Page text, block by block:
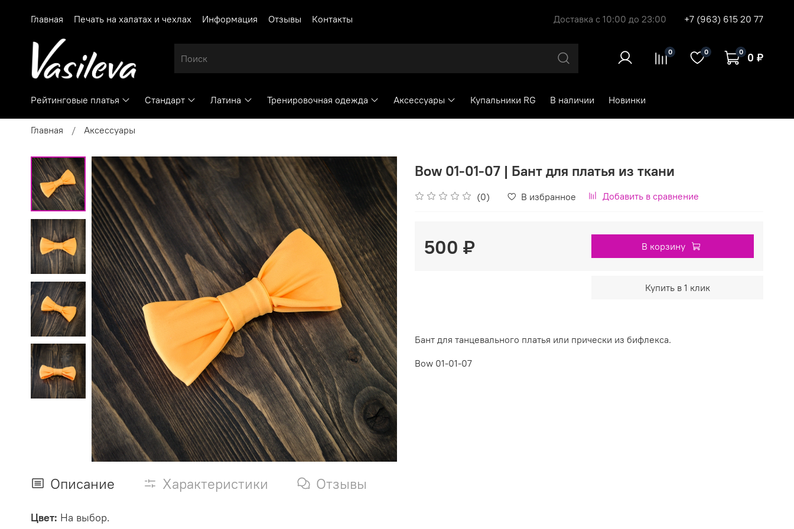
Главная Печать на халатах и чехлах Информация Отзывы Контакты Доставка с 10:00 до 23:00 +7 (963) 615 20 77
0 0 0 0 ₽
Рейтинговые платья Стандарт Латина Тренировочная одежда Аксессуары Купальники RG В наличии Новинки
Главная Аксессуары
Bow 01-01-07 | Бант для платья из ткани
(0) В избранное Добавить в сравнение
500 ₽ В корзину
Купить в 1 клик
Бант для танцевального платья или прически из бифлекса.
Bow 01-01-07
Описание Характеристики Отзывы
Цвет: На выбор.